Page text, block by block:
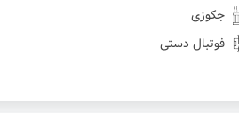
جکوزی
فوتبال دستی